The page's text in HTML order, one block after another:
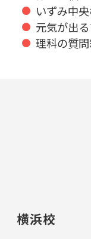
いずみ中
元気が出
理科の質
横浜校